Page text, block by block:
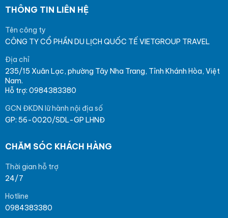
THÔNG TIN LIÊN HỆ
Tên công ty
CÔNG TY CỔ PHẦN DU LỊCH QUỐC TẾ VIETGROUP TRAVEL
Địa chỉ
235/15 Xuân Lạc, phường Tây Nha Trang, Tỉnh Khánh Hòa, Việt
Nam.
Hỗ trợ: 0984383380
GCN ĐKDN lữ hành nội địa số
GP: 56-0020/SDL-GP LHNĐ
CHĂM SÓC KHÁCH HÀNG
Thời gian hỗ trợ
24/7
Hotline
0984383380